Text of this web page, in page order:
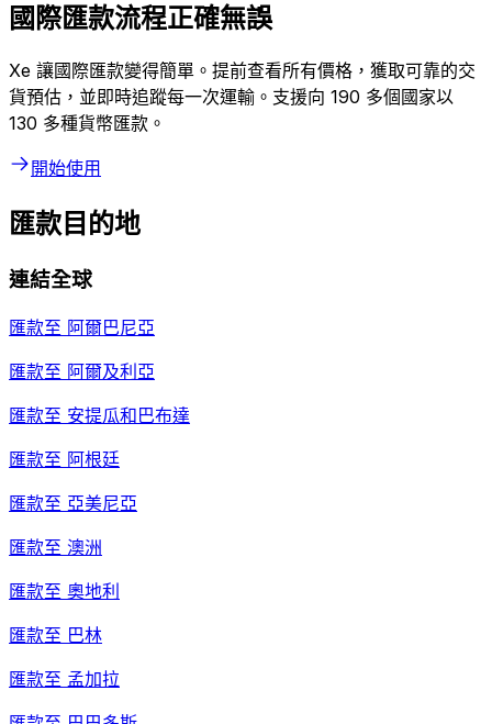
國際匯款流程正確無誤
Xe 讓國際匯款變得簡單。提前查看所有價格，獲取可靠的交
貨預估，並即時追蹤每一次運輸。支援向 190 多個國家以
130 多種貨幣匯款。
開始使用
匯款目的地
連結全球
匯款至 阿爾巴尼亞
匯款至 阿爾及利亞
匯款至 安提瓜和巴布達
匯款至 阿根廷
匯款至 亞美尼亞
匯款至 澳洲
匯款至 奧地利
匯款至 巴林
匯款至 孟加拉